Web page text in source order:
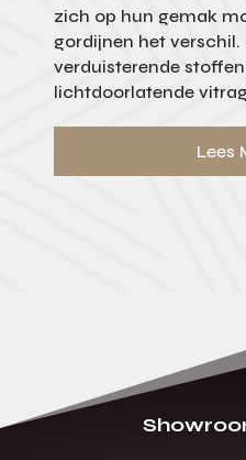
zich op hun gemak
gordijnen het verschil.
verduisterende
lichtdoorlatende
Lees